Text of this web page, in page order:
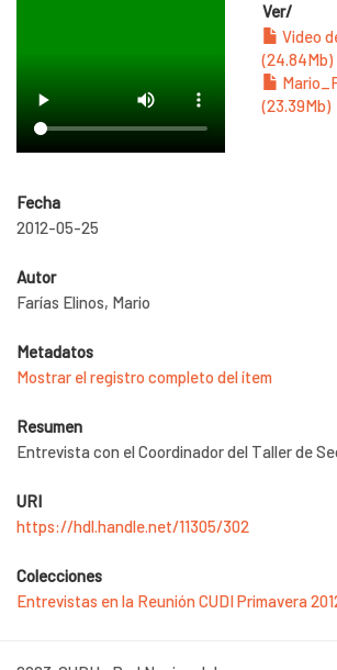
Ver/
Video
(24.84Mb)
(23.39Mb)
Fecha
2012-05-25
Autor
Farías Elinos, Mario
Metadatos
Mostrar el registro completo del ítem
Resumen
Entrevista con el Coordinador del Taller de
URI
https://hdl.handle.net/11305/302
Colecciones
Entrevistas en la Reunión CUDI Primavera